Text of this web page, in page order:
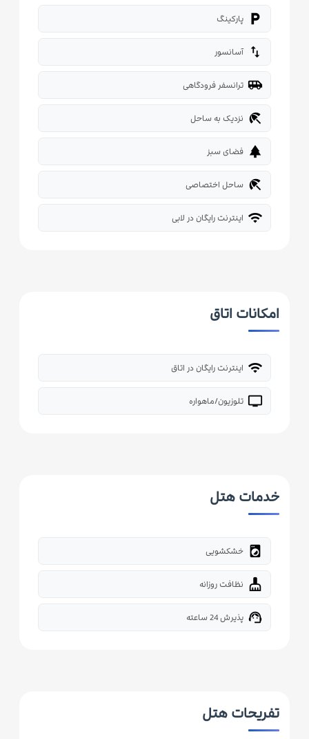
local_parking پارکینگ
import_export آسانسور
airport_shuttle ترانسفر فرودگاهی
beach_access نزدیک به ساحل
park فضای سبز
beach_access ساحل اختصاصی
wifi اینترنت رایگان در لابی
امکانات اتاق
wifi اینترنت رایگان در اتاق
tv تلوزیون/ماهواره
خدمات هتل
local_laundry_service خشکشویی
cleaning_services نظافت روزانه
support_agent پذیرش 24 ساعته
تفریحات هتل